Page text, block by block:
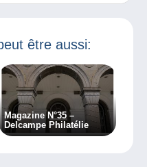
Philatélie
être aussi:
Magazine N°35 –
Delcampe Philatélie